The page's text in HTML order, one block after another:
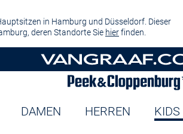
in Hamburg und Düsseldorf. Dieser
deren Standorte Sie hierfinden.
DAMEN HERREN KIDS